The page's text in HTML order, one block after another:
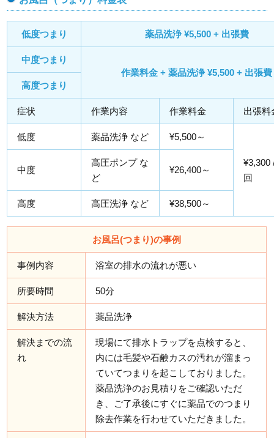
低度つまり 薬品洗浄 ¥5,500 + 出張費
中度つまり
作業料金 + 薬品洗浄 ¥5,500 + 出張費
高度つまり
症状 作業内容 作業料金 出張料
低度 薬品洗浄 など ¥5,500～
¥3,300
回
中度
高圧ポンプ な
ど
¥26,400～
高度 高圧洗浄 など ¥38,500～
お風呂(つまり)の事例
事例内容 浴室の排水の流れが悪い
所要時間 50分
解決方法 薬品洗浄
解決までの流
れ
現場にて排水トラップを点検すると、
内には毛髪や石鹸カスの汚れが溜まっ
ていてつまりを起こしておりました。
薬品洗浄のお見積りをご確認いただ
き、ご了承後にすぐに薬品でのつまり
除去作業を行わせていただきました。